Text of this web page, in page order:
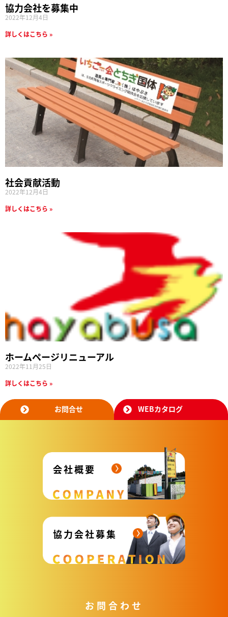
協力会社を募集中
2022年12月4日
詳しくはこちら »
社会貢献活動
2022年12月4日
詳しくはこちら »
ホームページリニューアル
2022年11月25日
詳しくはこちら »
お問合せ WEBカタログ
会社概要
協力会社募集
お問合わせ